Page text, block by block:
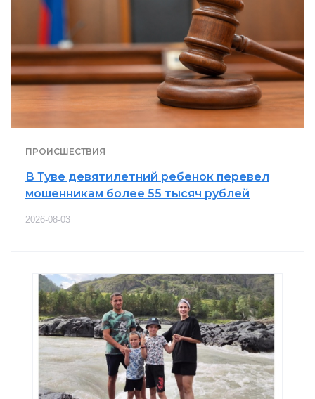
ПРОИСШЕСТВИЯ
В Туве девятилетний ребенок перевел
мошенникам более 55 тысяч рублей
2026-08-03